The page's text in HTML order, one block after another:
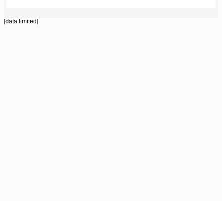
[data limited]